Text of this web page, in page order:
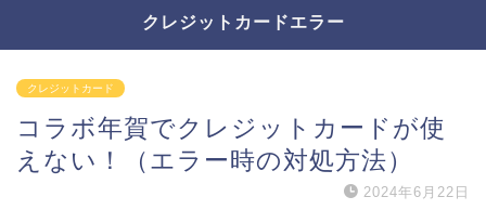
クレジットカードエラー
クレジットカード
コラボ年賀でクレジットカードが使
えない！（エラー時の対処方法）
2024年6月22日